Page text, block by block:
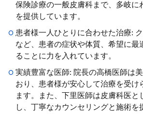
保険診療の一般皮膚科まで、多岐に
を提供しています。
患者様一人ひとりに合わせた治療:
など、患者の症状や体質、希望に最
ることに力を入れています。
実績豊富な医師: 院長の高橋医師は
おり、患者様が安心して治療を受け
ます。また、下里医師は皮膚科医と
し、丁寧なカウンセリングと施術を